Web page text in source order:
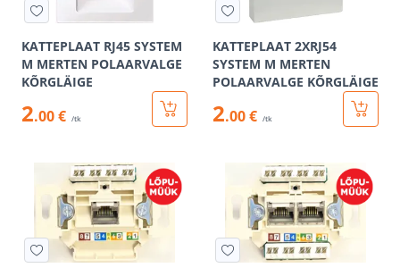
KATTEPLAAT RJ45 SYSTEM
M MERTEN POLAARVALGE
KÕRGLÄIGE
2.00 € /tk
KATTEPLAAT 2XRJ54
SYSTEM M MERTEN
POLAARVALGE KÕRGLÄIGE
2.00 € /tk